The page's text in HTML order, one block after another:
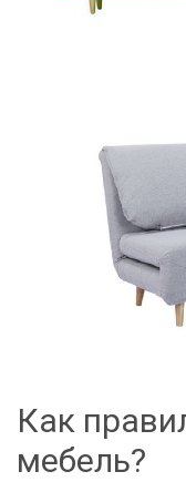
Как
мебель?